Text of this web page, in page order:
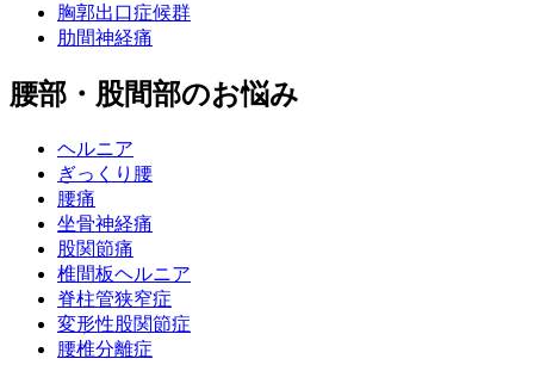
胸郭出口症候群
肋間神経痛
腰部・股間部のお悩み
ヘルニア
ぎっくり腰
腰痛
坐骨神経痛
股関節痛
椎間板ヘルニア
脊柱管狭窄症
変形性股関節症
腰椎分離症